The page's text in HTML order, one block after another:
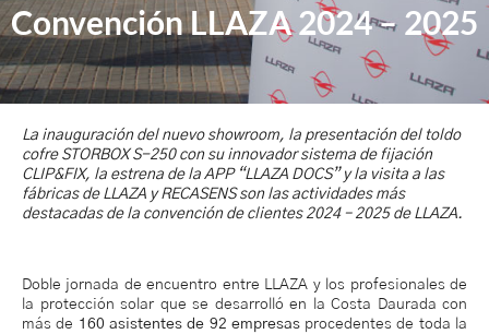
Convención LLAZA 2024 – 2025
La inauguración del nuevo showroom, la presentación del toldo
cofre STORBOX S-250 con su innovador sistema de fijación
CLIP&FIX, la estrena de la APP “LLAZA DOCS” y la visita a las
fábricas de LLAZA y RECASENS son las actividades más
destacadas de la convención de clientes 2024 – 2025 de LLAZA.
Doble jornada de encuentro entre LLAZA y los profesionales de
la protección solar que se desarrolló en la Costa Daurada con
más de 160 asistentes de 92 empresas procedentes de toda la